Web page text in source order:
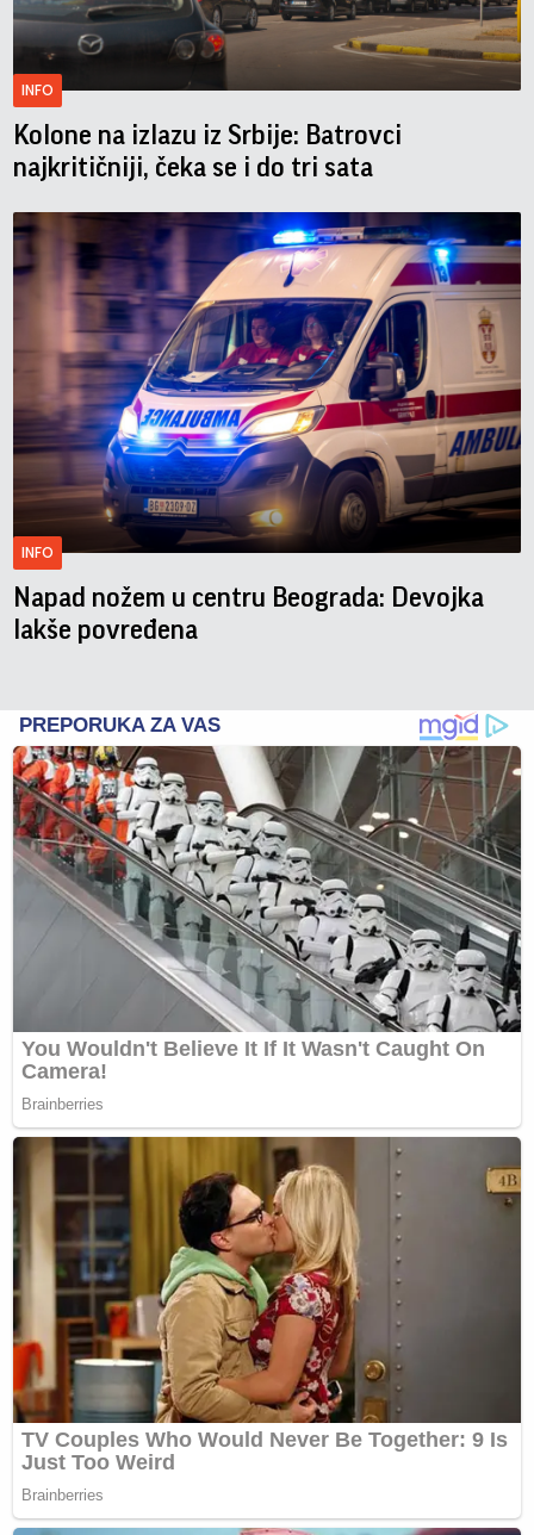
INFO
Kolone na izlazu iz Srbije: Batrovci
najkritičniji, čeka se i do tri sata
INFO
Napad nožem u centru Beograda: Devojka
lakše povređena